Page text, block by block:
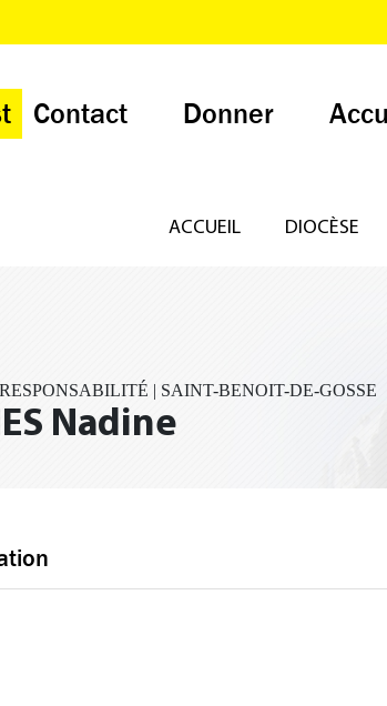
Contact Donner
ACCUEIL DIOCÈSE
| SAINT-BENOIT-DE-GOSSE
Nadine